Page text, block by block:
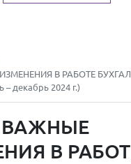
В РАБОТЕ
декабрь 2024 г.)
В